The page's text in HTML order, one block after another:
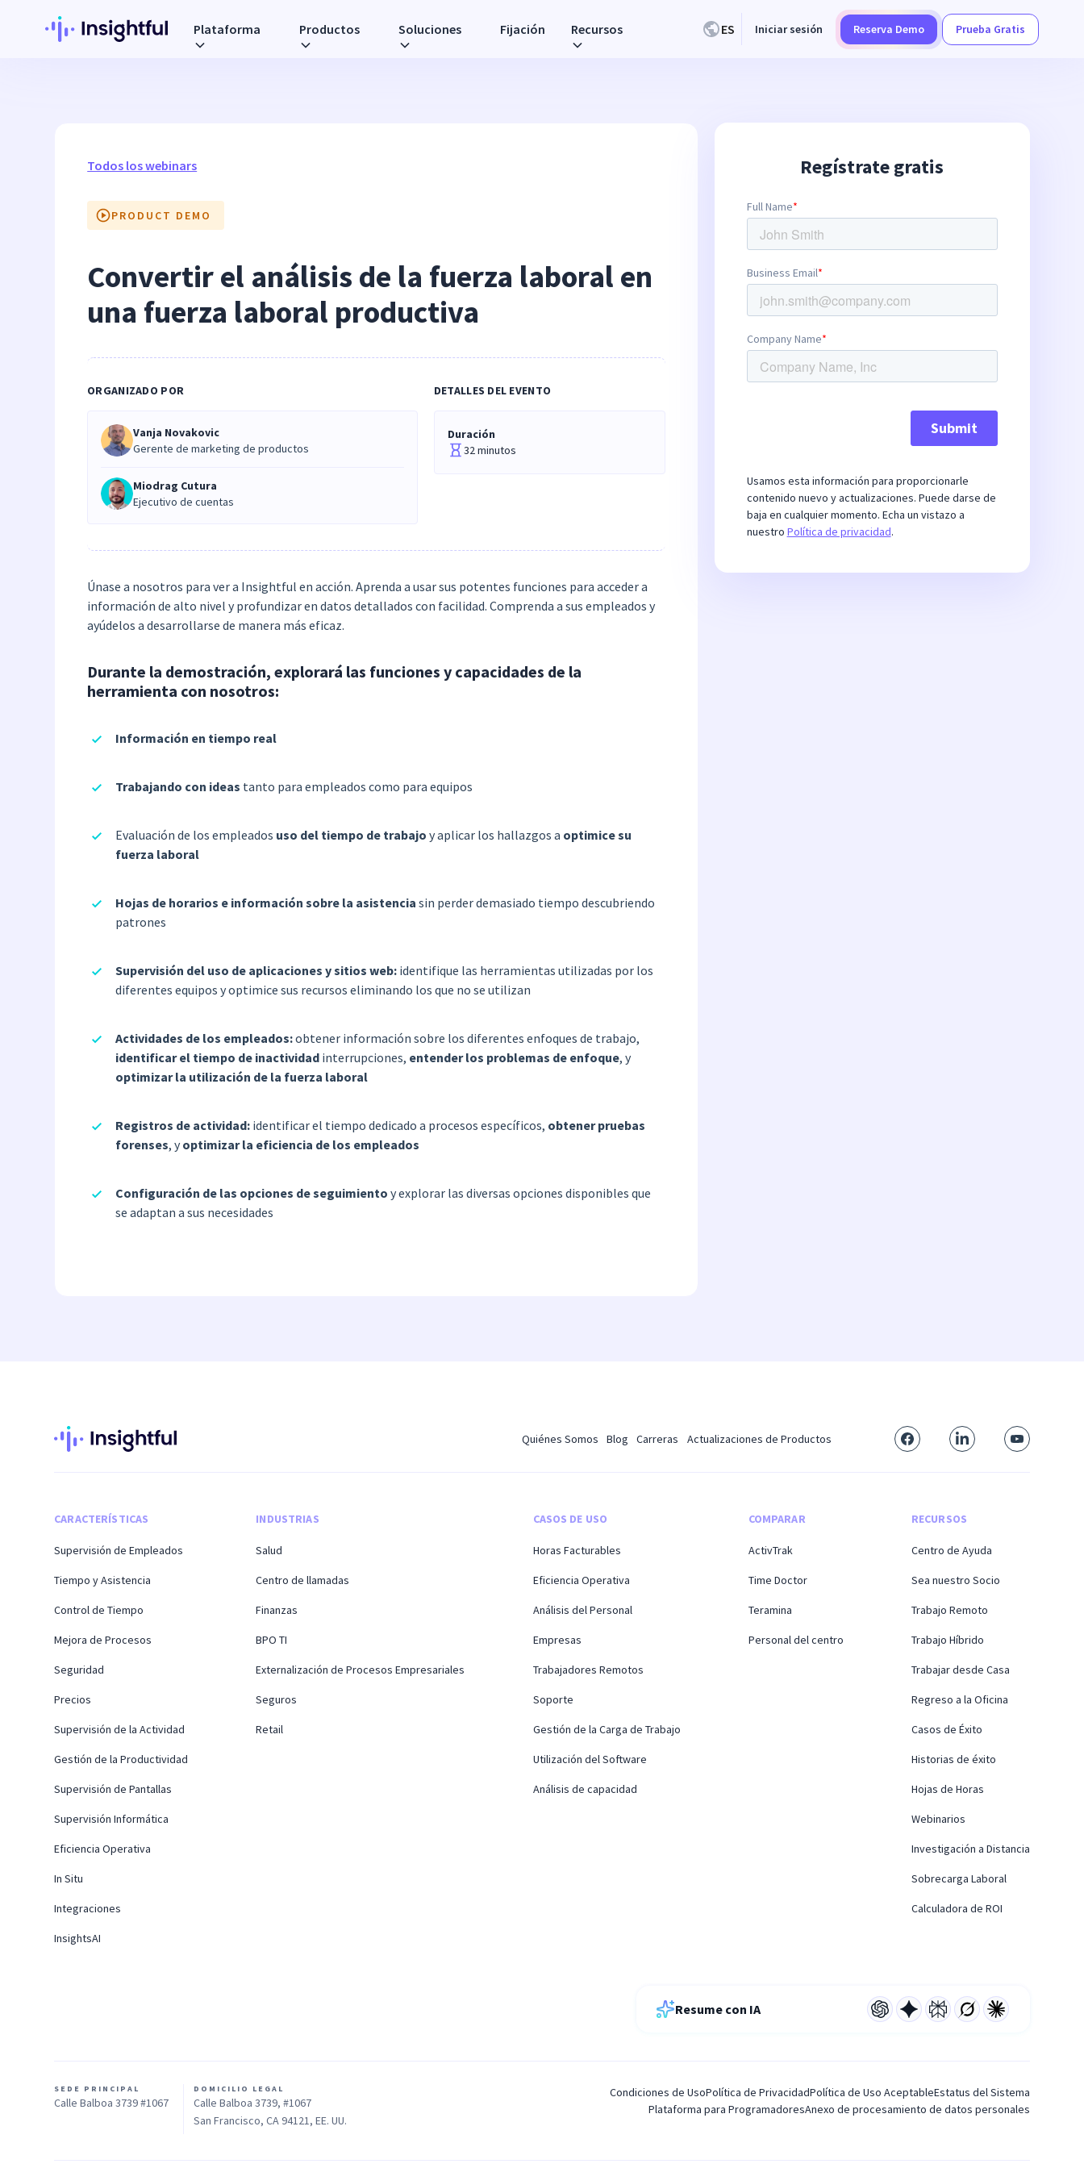
Plataforma Productos Soluciones Fijación Recursos ES Iniciar sesión Reserva Demo Prueba Gratis
Todos los webinars
PRODUCT DEMO
Convertir el análisis de la fuerza laboral en
una fuerza laboral productiva
ORGANIZADO POR
Vanja Novakovic
Gerente de marketing de productos
Miodrag Cutura
Ejecutivo de cuentas
DETALLES DEL EVENTO
Duración
32 minutos
Únase a nosotros para ver a Insightful en acción. Aprenda a usar sus potentes funciones para acceder a
información de alto nivel y profundizar en datos detallados con facilidad. Comprenda a sus empleados y
ayúdelos a desarrollarse de manera más eficaz.
Durante la demostración, explorará las funciones y capacidades de la
herramienta con nosotros:
Información en tiempo real
Trabajando con ideas tanto para empleados como para equipos
Evaluación de los empleados uso del tiempo de trabajo y aplicar los hallazgos a optimice su
fuerza laboral
Hojas de horarios e información sobre la asistencia sin perder demasiado tiempo descubriendo
patrones
Supervisión del uso de aplicaciones y sitios web: identifique las herramientas utilizadas por los
diferentes equipos y optimice sus recursos eliminando los que no se utilizan
Actividades de los empleados:obtener información sobre los diferentes enfoques de trabajo,
identificar el tiempo de inactividad interrupciones, entender los problemas de enfoque, y
optimizar la utilización de la fuerza laboral
Registros de actividad: identificar el tiempo dedicado a procesos específicos, obtener pruebas
forenses, y optimizar la eficiencia de los empleados
Configuración de las opciones de seguimiento y explorar las diversas opciones disponibles que
se adaptan a sus necesidades
Regístrate gratis
Usamos esta información para proporcionarle
contenido nuevo y actualizaciones. Puede darse de
baja en cualquier momento. Echa un vistazo a
nuestro Política de privacidad.
Quiénes Somos Blog Carreras Actualizaciones de Productos
CARACTERÍSTICAS
Supervisión de Empleados
Tiempo y Asistencia
Control de Tiempo
Mejora de Procesos
Seguridad
Precios
Supervisión de la Actividad
Gestión de la Productividad
Supervisión de Pantallas
Supervisión Informática
Eficiencia Operativa
In Situ
Integraciones
InsightsAI
INDUSTRIAS
Salud
Centro de llamadas
Finanzas
BPO TI
Externalización de Procesos Empresariales
Seguros
Retail
CASOS DE USO
Horas Facturables
Eficiencia Operativa
Análisis del Personal
Empresas
Trabajadores Remotos
Soporte
Gestión de la Carga de Trabajo
Utilización del Software
Análisis de capacidad
COMPARAR
ActivTrak
Time Doctor
Teramina
Personal del centro
RECURSOS
Centro de Ayuda
Sea nuestro Socio
Trabajo Remoto
Trabajo Híbrido
Trabajar desde Casa
Regreso a la Oficina
Casos de Éxito
Historias de éxito
Hojas de Horas
Webinarios
Investigación a Distancia
Sobrecarga Laboral
Calculadora de ROI
Resume con IA
SEDE PRINCIPAL
Calle Balboa 3739 #1067
DOMICILIO LEGAL
Calle Balboa 3739, #1067
San Francisco, CA 94121, EE. UU.
Condiciones de UsoPolítica de PrivacidadPolítica de Uso AceptableEstatus del Sistema
Plataforma para ProgramadoresAnexo de procesamiento de datos personales